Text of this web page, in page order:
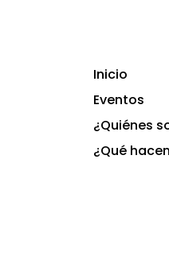
Inicio
Eventos
¿Quiénes
¿Qué